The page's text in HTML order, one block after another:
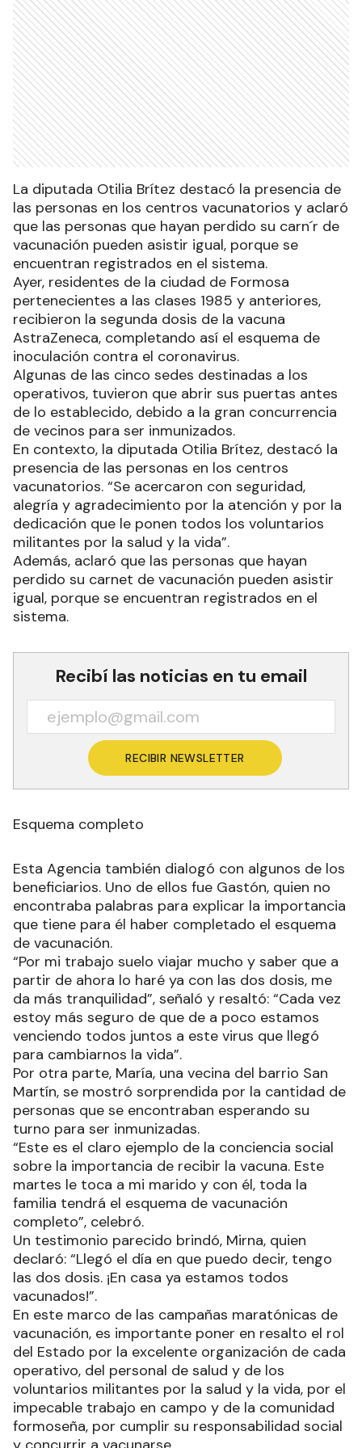
La diputada Otilia Brítez destacó la presencia de
las personas en los centros vacunatorios y aclaró
que las personas que hayan perdido su carn´r de
vacunación pueden asistir igual, porque se
encuentran registrados en el sistema.
Ayer, residentes de la ciudad de Formosa
pertenecientes a las clases 1985 y anteriores,
recibieron la segunda dosis de la vacuna
AstraZeneca, completando así el esquema de
inoculación contra el coronavirus.
Algunas de las cinco sedes destinadas a los
operativos, tuvieron que abrir sus puertas antes
de lo establecido, debido a la gran concurrencia
de vecinos para ser inmunizados.
En contexto, la diputada Otilia Brítez, destacó la
presencia de las personas en los centros
vacunatorios. “Se acercaron con seguridad,
alegría y agradecimiento por la atención y por la
dedicación que le ponen todos los voluntarios
militantes por la salud y la vida”.
Además, aclaró que las personas que hayan
perdido su carnet de vacunación pueden asistir
igual, porque se encuentran registrados en el
sistema.
Recibí las noticias en tu email
RECIBIR NEWSLETTER
Esquema completo
Esta Agencia también dialogó con algunos de los
beneficiarios. Uno de ellos fue Gastón, quien no
encontraba palabras para explicar la importancia
que tiene para él haber completado el esquema
de vacunación.
“Por mi trabajo suelo viajar mucho y saber que a
partir de ahora lo haré ya con las dos dosis, me
da más tranquilidad”, señaló y resaltó: “Cada vez
estoy más seguro de que de a poco estamos
venciendo todos juntos a este virus que llegó
para cambiarnos la vida”.
Por otra parte, María, una vecina del barrio San
Martín, se mostró sorprendida por la cantidad de
personas que se encontraban esperando su
turno para ser inmunizadas.
“Este es el claro ejemplo de la conciencia social
sobre la importancia de recibir la vacuna. Este
martes le toca a mi marido y con él, toda la
familia tendrá el esquema de vacunación
completo”, celebró.
Un testimonio parecido brindó, Mirna, quien
declaró: “Llegó el día en que puedo decir, tengo
las dos dosis. ¡En casa ya estamos todos
vacunados!”.
En este marco de las campañas maratónicas de
vacunación, es importante poner en resalto el rol
del Estado por la excelente organización de cada
operativo, del personal de salud y de los
voluntarios militantes por la salud y la vida, por el
impecable trabajo en campo y de la comunidad
formoseña, por cumplir su responsabilidad social